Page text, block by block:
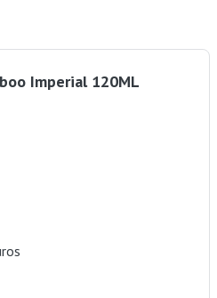
Imperial 120ML